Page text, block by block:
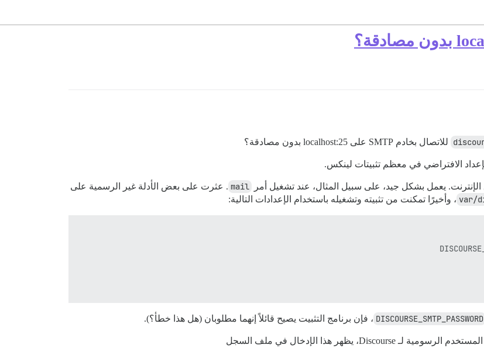
للاتصال بخادم SMTP على localhost:25 بدون مصادقة؟
mail . عثرت على بعض الأدلة غير الرسمية على
، وأخيرًا تمكنت من تثبيته وتشغيله باستخدام الإعدادات التالية:
DISCOURSE_SMTP_PASSWORD ، فإن برنامج التثبيت يصيح قائلاً إنهما مطلوبان (هل هذا خطأ؟).
والآن، عند النقر على زر “إعادة إرسال بريد التفعيل” في واجهة المستخدم الرسومية لـ Discourse، يظهر هذا الإدخال في ملف السجل